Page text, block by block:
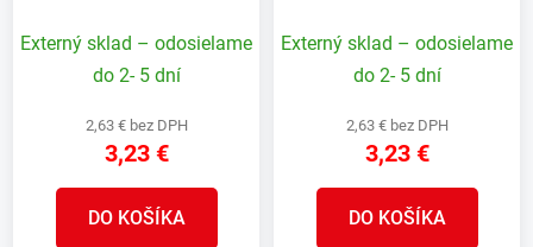
na podhrabové dosky
Externý sklad – odosielame
do 2- 5 dní
2,63 € bez DPH
3,23 €
DO KOŠÍKA
na podhrabové dosky
Externý sklad – odosielame
do 2- 5 dní
2,63 € bez DPH
3,23 €
DO KOŠÍKA